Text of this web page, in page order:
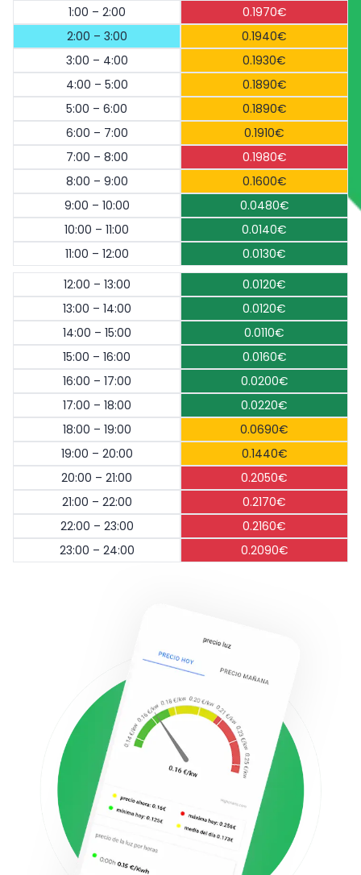
1:00 – 2:00
0.1970€
2:00 – 3:00
0.1940€
3:00 – 4:00
0.1930€
4:00 – 5:00
0.1890€
5:00 – 6:00
0.1890€
6:00 – 7:00
0.1910€
7:00 – 8:00
0.1980€
8:00 – 9:00
0.1600€
9:00 – 10:00
0.0480€
10:00 – 11:00
0.0140€
11:00 – 12:00
0.0130€
12:00 – 13:00
0.0120€
13:00 – 14:00
0.0120€
14:00 – 15:00
0.0110€
15:00 – 16:00
0.0160€
16:00 – 17:00
0.0200€
17:00 – 18:00
0.0220€
18:00 – 19:00
0.0690€
19:00 – 20:00
0.1440€
20:00 – 21:00
0.2050€
21:00 – 22:00
0.2170€
22:00 – 23:00
0.2160€
23:00 – 24:00
0.2090€